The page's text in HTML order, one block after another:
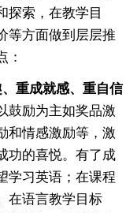
探索，在教学目
等方面做到层层推
：
重成就感、重自信
鼓励为主如奖品激
和情感激励等，激
功的喜悦。有了成
学习英语；在课程
在语言教学目标